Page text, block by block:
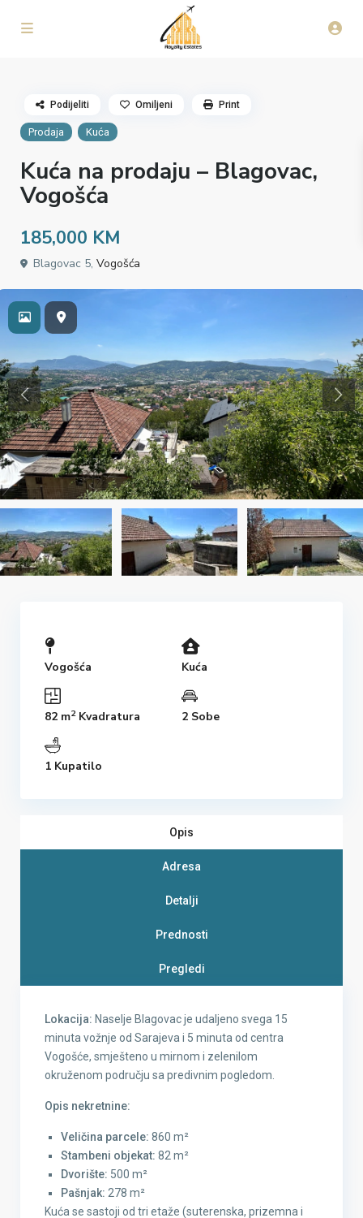
Prodaja Kuća
Kuća na prodaju – Blagovac,
Vogošća
185,000 KM
Blagovac 5,Vogošća
Podijeliti Omiljeni Print
Vogošća Kuća
82 m2Kvadratura 2 Sobe
1 Kupatilo
Opis
Adresa
Detalji
Prednosti
Pregledi
Lokacija: Naselje Blagovac je udaljeno svega 15
minuta vožnje od Sarajeva i 5 minuta od centra
Vogošće, smješteno u mirnom i zelenilom
okruženom području sa predivnim pogledom.
Opis nekretnine:
Veličina parcele: 860 m²
Stambeni objekat: 82 m²
Dvorište: 500 m²
Pašnjak: 278 m²
Kuća se sastoji od tri etaže (suterenska, prizemna i